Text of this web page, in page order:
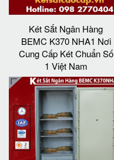
Két Sắt Ngân Hàng
BEMC K370 NHA1 Nơi
Cung Cấp Két Chuẩn Số
1 Việt Nam